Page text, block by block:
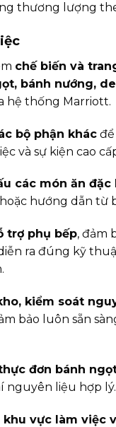
thương lượng
chế biến và
bánh nướng,
hệ thống Marriott.
bộ phận khác
và sự kiện cao
các món ăn đặc
hướng dẫn từ
trợ phụ bếp, đảm
ra đúng kỹ
kiểm soát
bảo luôn sẵn
đơn bánh
nguyên liệu hợp lý.
khu vực làm việc